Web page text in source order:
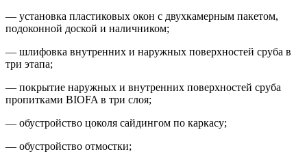
— установка пластиковых окон с двухкамерным пакетом,
подоконной доской и наличником;
— шлифовка внутренних и наружных поверхностей сруба в
три этапа;
— покрытие наружных и внутренних поверхностей сруба
пропитками BIOFA в три слоя;
— обустройство цоколя сайдингом по каркасу;
— обустройство отмостки;